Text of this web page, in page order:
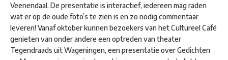
Veenendaal. De presentatie is interactief, iedereen mag raden
wat er op de oude foto’s te zien is en zo nodig commentaar
leveren! Vanaf oktober kunnen bezoekers van het Cultureel Café
genieten van onder andere een optreden van theater
Tegendraads uit Wageningen, een presentatie over Gedichten